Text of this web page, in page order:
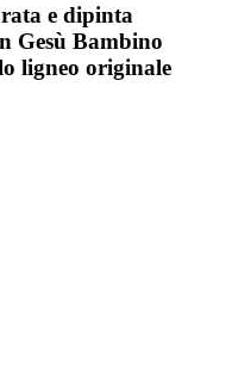
e dipinta
Gesù Bambino
ligneo originale